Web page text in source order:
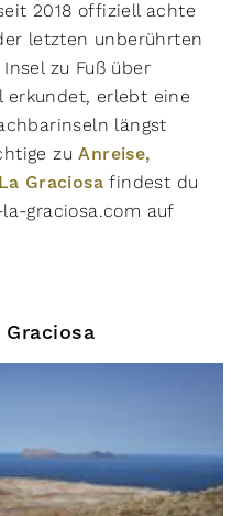
2018 offiziell achte
letzten unberührten
zu Fuß über
erkundet, erlebt eine
längst
zuAnreise,
Graciosa findest du
graciosa.com auf